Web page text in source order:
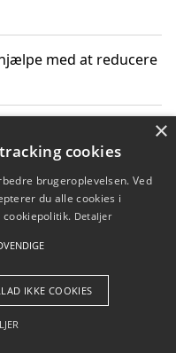
med at reducere
Aps
×
cookies
brugeroplevelsen. Ved
du alle cookies i
Detaljer
IKKE COOKIES